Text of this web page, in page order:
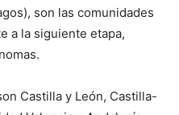
son las comunidades
a la siguiente etapa,
Castilla y León, Castilla-